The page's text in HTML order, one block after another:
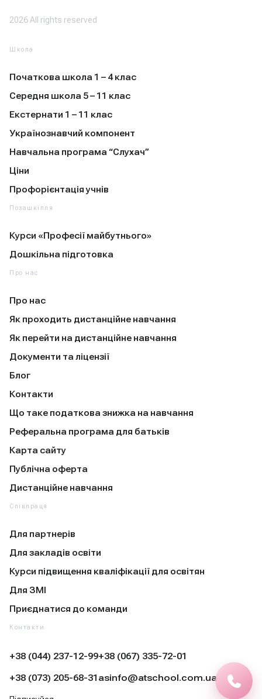
2026 All rights reserved
Школа
Початкова школа 1 – 4 клас
Середня школа 5 – 11 клас
Екстернати 1 – 11 клас
Українознавчий компонент
Навчальна програма “Слухач”
Ціни
Профорієнтація учнів
Позашкілля
Курси «Професії майбутнього»
Дошкільна підготовка
Про нас
Про нас
Як проходить дистанційне навчання
Як перейти на дистанційне навчання
Документи та ліцензії
Блог
Контакти
Що таке податкова знижка на навчання
Реферальна програма для батьків
Карта сайту
Публічна оферта
Дистанційне навчання
Співпраця
Для партнерів
Для закладів освіти
Курси підвищення кваліфікації для освітян
Для ЗМІ
Приєднатися до команди
Контакти
+38 (044) 237-12-99+38 (067) 335-72-01
+38 (073) 205-68-31 asinfo@atschool.com.ua